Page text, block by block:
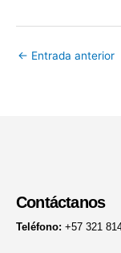
← Entrada anterior
Contáctanos
Teléfono: +57 321